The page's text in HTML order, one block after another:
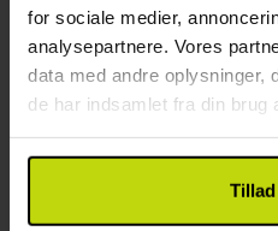
for sociale medier,
analysepartnere. Vores
data med andre oplysninger,
de har indsamlet fra din brug
Moderne hotel tæt på
Thon Hotel Høje
3.7 God59 anmeldelser